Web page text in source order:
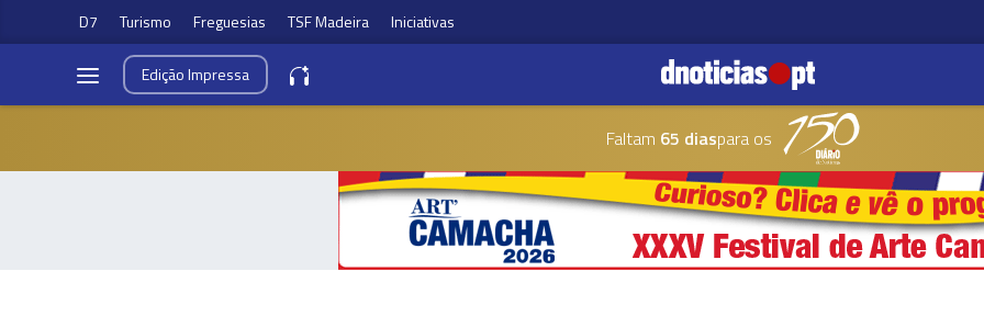
D7 Turismo Freguesias TSF Madeira Iniciativas
EdiçãoImpressa
Faltam 65 diaspara os